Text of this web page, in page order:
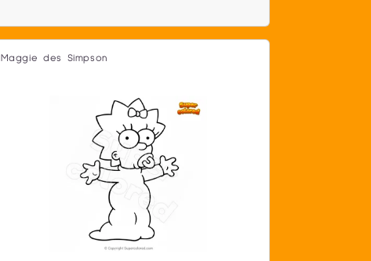
Maggie des Simpson